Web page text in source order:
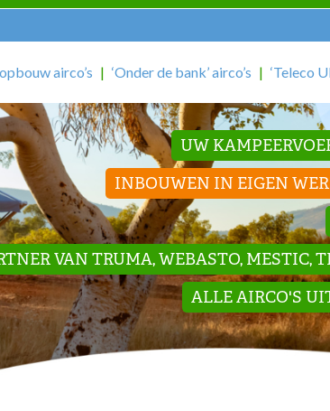
airco’s ‘Onder de bank’ airco’s ‘Teleco
UW
INBOUWEN IN EIGEN
VAN TRUMA, WEBASTO, MESTIC,
ALLE AIRCO'S